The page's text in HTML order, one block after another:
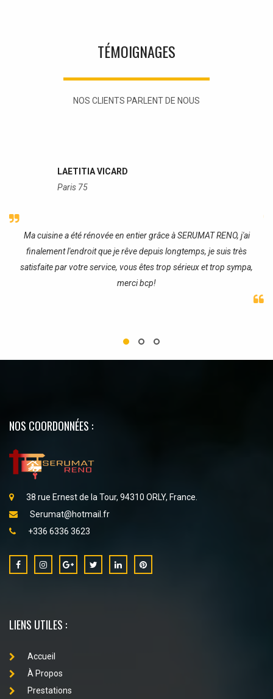
TÉMOIGNAGES
NOS CLIENTS PARLENT DE NOUS
LAETITIA VICARD
Paris 75
Ma cuisine a été rénovée en entier grâce à SERUMAT RENO, j'ai
finalement l'endroit que je rêve depuis longtemps, je suis très
satisfaite par votre service, vous êtes trop sérieux et trop sympa,
merci bcp!
NOS COORDONNÉES :
38 rue Ernest de la Tour, 94310 ORLY, France.
Serumat@hotmail.fr
+336 6336 3623
LIENS UTILES :
Accueil
À Propos
Prestations